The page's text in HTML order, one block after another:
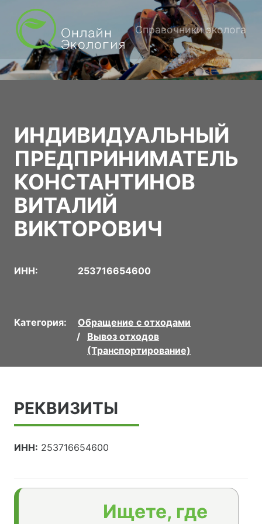
Справочники эколога
ИНДИВИДУАЛЬНЫЙ
ПРЕДПРИНИМАТЕЛЬ
КОНСТАНТИНОВ
ВИТАЛИЙ
ВИКТОРОВИЧ
ИНН: 253716654600
Категория:
Обращение с отходами
Вывоз отходов
(Транспортирование)
РЕКВИЗИТЫ
ИНН: 253716654600
Ищете, где